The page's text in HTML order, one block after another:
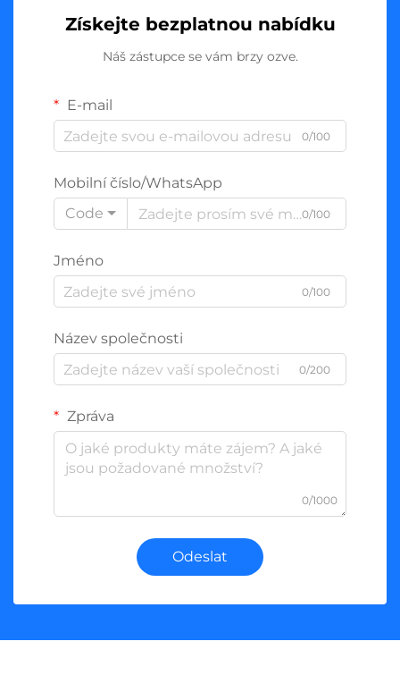
Získejte bezplatnou nabídku
Náš zástupce se vám brzy ozve.
E-mail
0/100
Mobilní číslo/WhatsApp
Code
0/100
Jméno
0/100
Název společnosti
0/200
Zpráva
0/1000
Odeslat